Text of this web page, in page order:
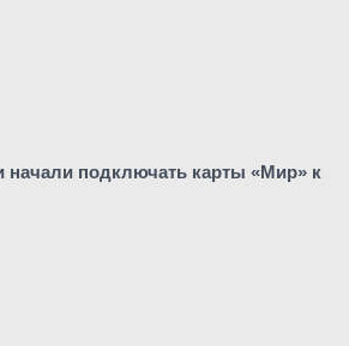
начали подключать карты «Мир» к